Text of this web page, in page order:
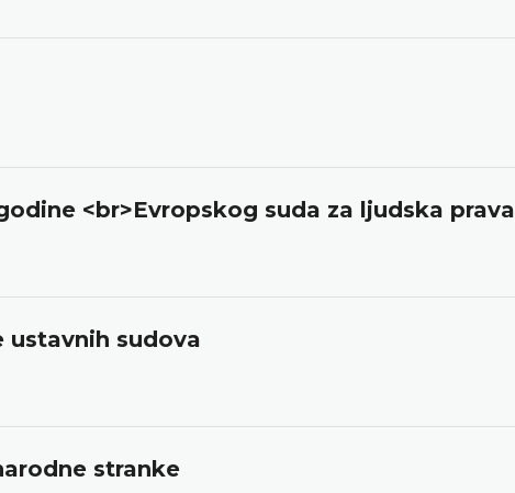
<br>Evropskog suda za ljudska prava
ustavnih sudova
stranke